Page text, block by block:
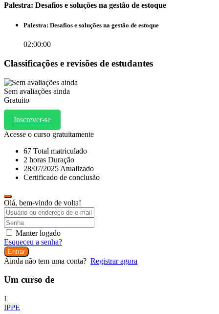
Palestra: Desafios e soluções na gestão de estoque
Palestra: Desafios e soluções na gestão de estoque
02:00:00
Classificações e revisões de estudantes
Sem avaliações ainda
Gratuito
Inscrever-se
Acesse o curso gratuitamente
67 Total matriculado
2 horas Duração
28/07/2025 Atualizado
Certificado de conclusão
Olá, bem-vindo de volta!
Manter logado
Esqueceu a senha?
Entrar
Ainda não tem uma conta? Registrar agora
Um curso de
I
IPPE